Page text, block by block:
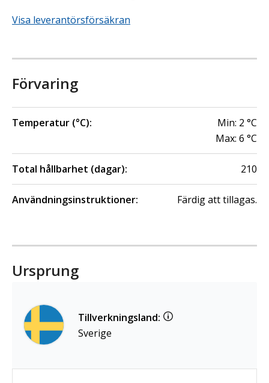
Visa leverantörsförsäkran
Förvaring
Temperatur (°C): Min: 2 °C
Max: 6 °C
Total hållbarhet (dagar): 210
Användningsinstruktioner: Färdig att tillagas.
Ursprung
Tillverkningsland:
Sverige